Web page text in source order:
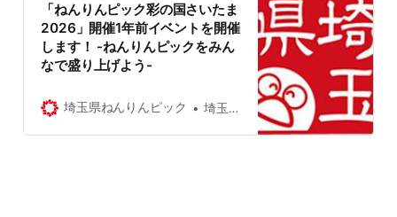
「ねんりんピック彩の国さいたま
2026」開催1年前イベントを開催
します！ -ねんりんピックをみん
なで盛り上げよう-
埼玉県ねんりんピック 埼玉県